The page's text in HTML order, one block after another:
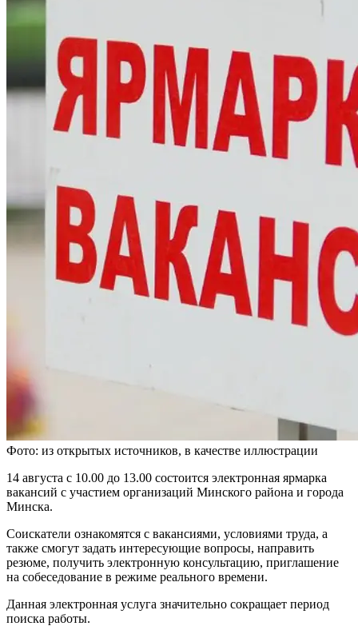
Фото: из открытых источников, в качестве иллюстрации
14 августа с 10.00 до 13.00 состоится электронная ярмарка
вакансий с участием организаций Минского района и города
Минска.
Соискатели ознакомятся с вакансиями, условиями труда, а
также смогут задать интересующие вопросы, направить
резюме, получить электронную консультацию, приглашение
на собеседование в режиме реального времени.
Данная электронная услуга значительно сокращает период
поиска работы.